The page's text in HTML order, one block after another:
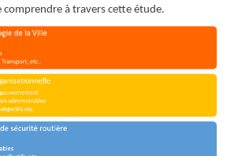
comprendre à travers cette étude.